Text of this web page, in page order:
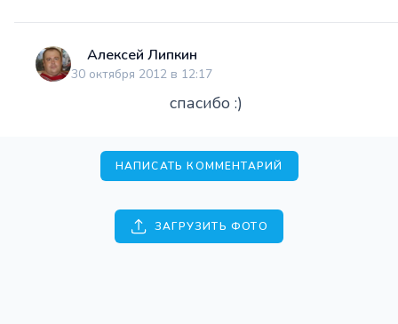
Алексей Липкин
30 октября 2012 в 12:17
спасибо :)
НАПИСАТЬ КОММЕНТАРИЙ
ЗАГРУЗИТЬ ФОТО